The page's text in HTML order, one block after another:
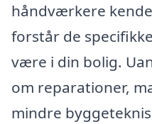
håndværkere
forstår de
være i din bolig.
om reparationer,
mindre